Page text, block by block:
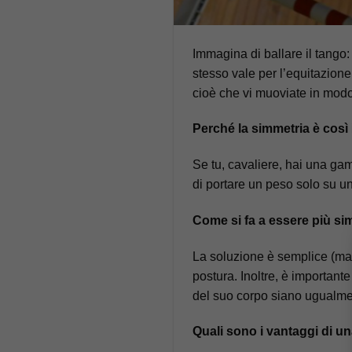
Immagina di ballare il
stesso vale per
cioè che vi muoviate in
Perché la simmetria è
Se tu, cavaliere, hai una
di portare un peso solo su
Come si fa a essere più
La soluzione è semplice
postura. Inoltre, è
del suo corpo siano
Quali sono i vantaggi di